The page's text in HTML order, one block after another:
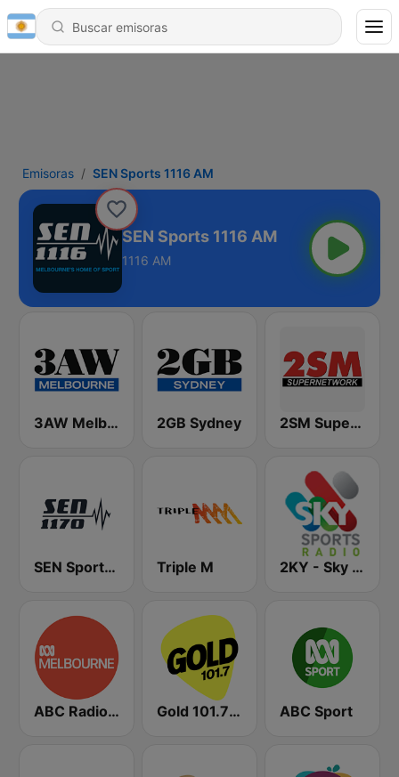
Emisoras SEN Sports 1116 AM
SEN Sports 1116 AM
1116 AM
3AW Melbourne 2GB Sydney 2SM Super Radio
SEN Sports 1170 Sydney Triple M 2KY - Sky Sports Radio
ABC Radio Melbourne Gold 101.7 FM ABC Sport